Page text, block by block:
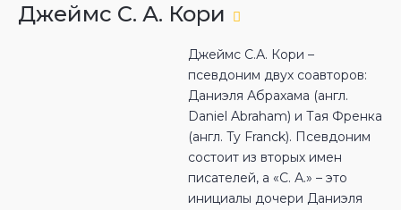
Джеймс С. А. Кори
Джеймс С.А. Кори –
псевдоним двух соавторов:
Даниэля Абрахама (англ.
Daniel Abraham) и Тая Френка
(англ. Ty Franck). Псевдоним
состоит из вторых имен
писателей, а «С. А.» – это
инициалы дочери Даниэля